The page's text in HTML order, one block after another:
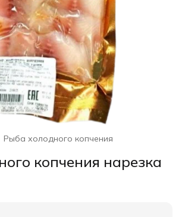
Рыба холодного копчения
копчения нарезка